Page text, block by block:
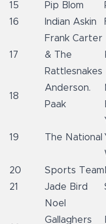
15 Pip Blom
16
Indian Askin
17
Frank Carter
& The
Rattlesnakes
18
Anderson.
Paak
19 The National
20 Sports Team
21
Jade Bird
Noel
Gallaghers